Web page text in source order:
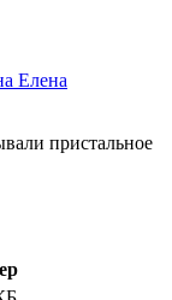
Елена
пристальное